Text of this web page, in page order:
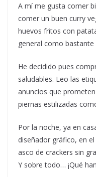
A mí me gusta comer
comer un buen curry
huevos fritos con
general como bastante
He decidido pues
saludables. Leo las
anuncios que
piernas estilizadas
Por la noche, ya en
diseñador gráfico, en
asco de crackers sin
Y sobre todo… ¡Qué